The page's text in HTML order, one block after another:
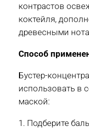
контрастов
коктейля,
древесными
Способ
Бустер-
использовать в
маской:
1. Подберите